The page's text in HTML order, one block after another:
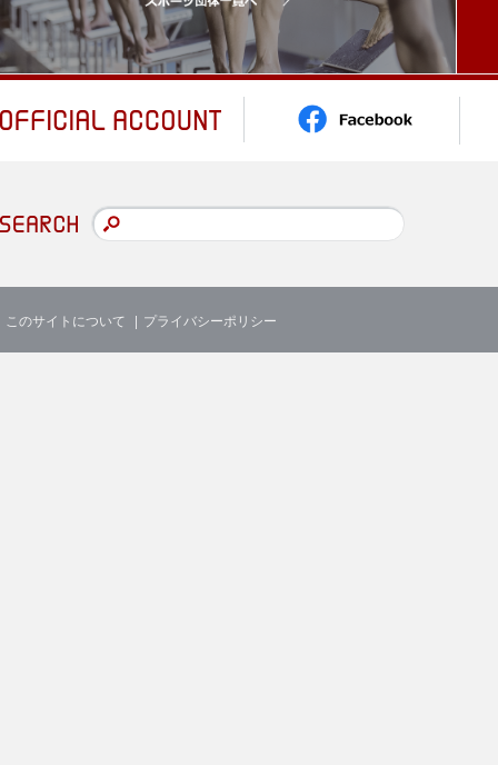
このサイトについて プライバシーポリシー